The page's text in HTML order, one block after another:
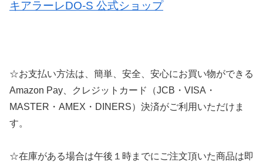
キアラーレDO-S 公式ショップ
☆お支払い方法は、簡単、安全、安心にお買い物ができる
Amazon Pay、クレジットカード（JCB・VISA・
MASTER・AMEX・DINERS）決済がご利用いただけま
す。
☆在庫がある場合は午後１時までにご注文頂いた商品は即